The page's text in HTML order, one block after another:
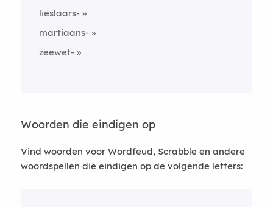
lieslaars-
martiaans-
zeewet-
Woorden die eindigen op
Vind woorden voor Wordfeud, Scrabble en andere
woordspellen die eindigen op de volgende letters: